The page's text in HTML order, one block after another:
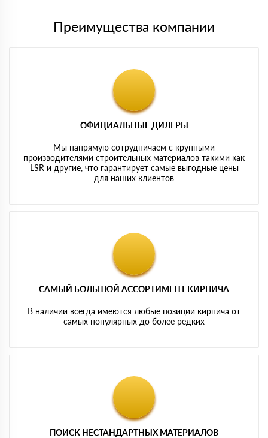
Преимущества компании
ОФИЦИАЛЬНЫЕ ДИЛЕРЫ
Мы напрямую сотрудничаем с крупными
производителями строительных материалов такими как
LSR и другие, что гарантирует самые выгодные цены
для наших клиентов
САМЫЙ БОЛЬШОЙ АССОРТИМЕНТ КИРПИЧА
В наличии всегда имеются любые позиции кирпича от
самых популярных до более редких
ПОИСК НЕСТАНДАРТНЫХ МАТЕРИАЛОВ